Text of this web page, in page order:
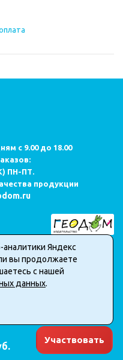
Участвовать
с 9.00 до 18.00
ПН-ПТ.
продукции
в интернет-магазине
данных
сайта защищена
аналитики Яндекс
вы продолжаете
с нашей
данных.